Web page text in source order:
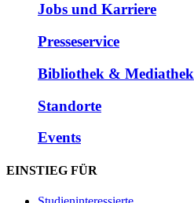
Jobs und Karriere
Presseservice
Bibliothek & Mediathek
Standorte
Events
EINSTIEG FÜR